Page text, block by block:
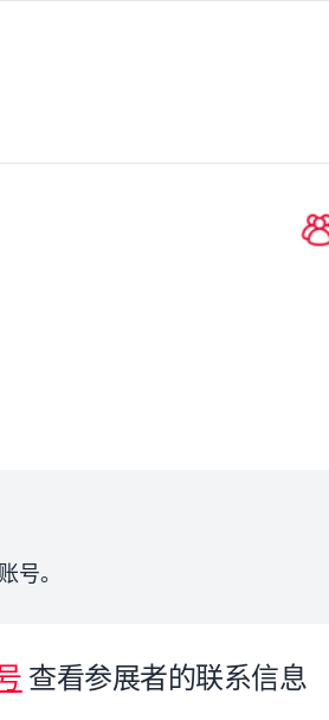
号。
查看参展者的联系信息